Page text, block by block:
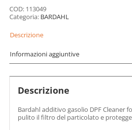
quantità
COD: 113049
Categoria: BARDAHL
Descrizione
Informazioni aggiuntive
Descrizione
Bardahl additivo gasolio DPF Cleaner
pulito il filtro del particolato e